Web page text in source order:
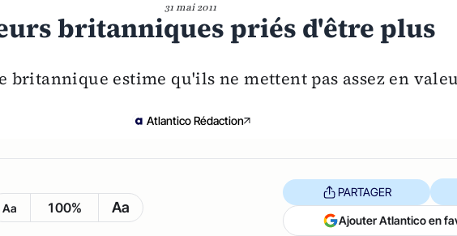
31 mai 2011
britanniques priés d'être plus
britannique estime qu'ils ne mettent pas assez en
Atlantico Rédaction
Aa 100% Aa
PARTAGER
Ajouter Atlantico en